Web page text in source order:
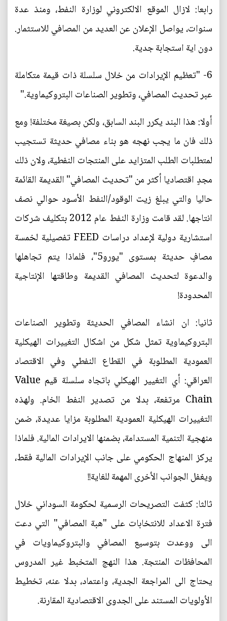
رابعا: لازال الموقع الالكتروني لوزارة النفط، ومنذ عدة
سنوات، يواصل الإعلان عن العديد من المصافي للاستثمار.
دون اية استجابة جدية.
6- "تعظيم الإيرادات من خلال سلسلة ذات قيمة متكاملة
عبر تحديث المصافي، وتطوير الصناعات البتروكيماوية."
أولا: هذا البند يكرر البند السابق، ولكن بصيغة مختلفة! ومع
ذلك فان ما يجب نهجه هو بناء مصافي حديثة تستجيب
لمتطلبات الطلب المتزايد على المنتجات النفطية، ولان ذلك
مجدٍ اقتصاديا أكثر من "تحديث المصافي" القديمة القائمة
حاليا والتي يبلغ زيت الوقود/النفط الأسود حوالي نصف
انتاجها. لقد قامت وزارة النفط عام 2012 بتكليف شركات
استشارية دولية لإعداد دراسات FEED تفصيلية لخمسة
مصافٍ حديثة بمستوى "يورو5"، فلماذا يتم تجاهلها
والدعوة لتحديث المصافي القديمة وطاقتها الإنتاجية
المحدودة!
ثانيا: ان انشاء المصافي الحديثة وتطوير الصناعات
البتروكيماوية تمثل شكل من اشكال التغييرات الهيكلية
العمودية المطلوبة في القطاع النفطي وفي الاقتصاد
العراقي: أي التغيير الهيكلي باتجاه سلسلة قيم Value
Chain مرتفعة، بدلا من تصدير النفط الخام. ولهذه
التغييرات الهيكلية العمودية المطلوبة مزايا عديدة، ضمن
منهجية التنمية المستدامة، بضمنها الايرادات المالية. فلماذا
يركز المنهاج الحكومي على جانب الإيرادات المالية فقط،
ويغفل الجوانب الأخرى المهمة للغاية!!
ثالثا: كثفت التصريحات الرسمية لحكومة السوداني خلال
فترة الاعداد للانتخابات على "هبة المصافي" التي دعت
الى ووعدت بتوسيع المصافي والبتروكيماويات في
المحافظات المنتجة. هذا النهج المتخبط غير المدروس
يحتاج الى المراجعة الجدية، واعتماد، بدلا عنه، تخطيط
الأولويات المستند على الجدوى الاقتصادية المقارنة.